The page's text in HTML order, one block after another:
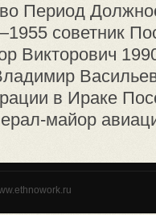
Период
советник
Викторович
в Ираке
майор